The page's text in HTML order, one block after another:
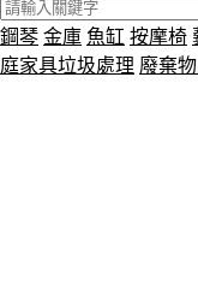
鋼琴 金庫 魚缸 按摩椅
庭家具垃圾處理 廢棄